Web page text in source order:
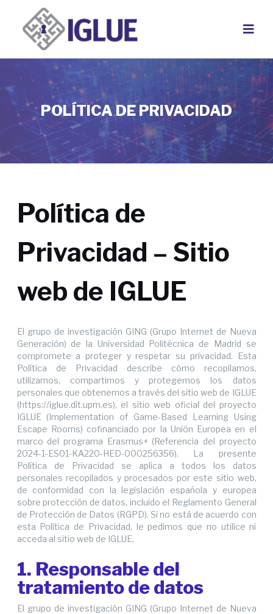
contenido
POLÍTICA DE PRIVACIDAD
Política de
Privacidad – Sitio
web de IGLUE
El grupo de investigación GING (Grupo Internet de Nueva
Generación) de la Universidad Politécnica de Madrid se
compromete a proteger y respetar su privacidad. Esta
Política de Privacidad describe cómo recopilamos,
utilizamos, compartimos y protegemos los datos
personales que obtenemos a través del sitio web de IGLUE
(https://iglue.dit.upm.es), el sitio web oficial del proyecto
IGLUE (Implementation of Game-Based Learning Using
Escape Rooms) cofinanciado por la Unión Europea en el
marco del programa Erasmus+ (Referencia del proyecto
2024-1-ES01-KA220-HED-000256356). La presente
Política de Privacidad se aplica a todos los datos
personales recopilados y procesados por este sitio web,
de conformidad con la legislación española y europea
sobre protección de datos, incluido el Reglamento General
de Protección de Datos (RGPD). Si no está de acuerdo con
esta Política de Privacidad, le pedimos que no utilice ni
acceda al sitio web de IGLUE.
1. Responsable del
tratamiento de datos
El grupo de investigación GING (Grupo Internet de Nueva